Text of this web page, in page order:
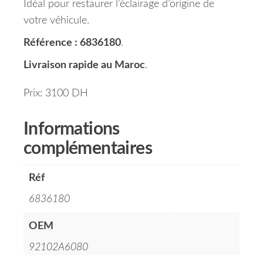
Idéal pour restaurer l’éclairage d’origine de
votre véhicule.
Référence : 6836180.
Livraison rapide au Maroc.
Prix: 3100 DH
Informations
complémentaires
Réf
6836180
OEM
92102A6080